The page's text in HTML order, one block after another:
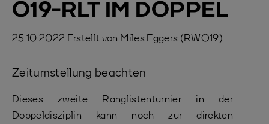
O19-RLT IM DOPPEL
25.10.2022 Erstellt von Miles Eggers (RWO19)
Zeitumstellung beachten
Dieses zweite Ranglistenturnier in der
Doppeldisziplin kann noch zur direkten